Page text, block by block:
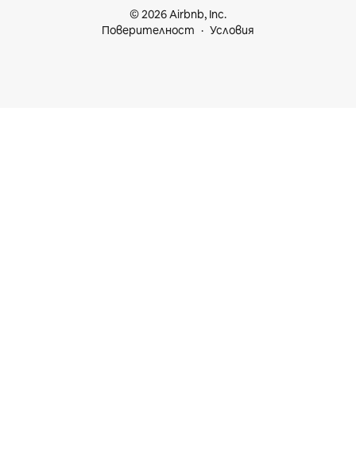
© 2026 Airbnb, Inc.
Поверителност
Условия